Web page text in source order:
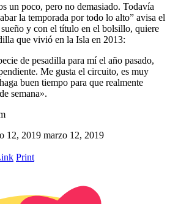
un poco, pero no demasiado. Todavía
la temporada por todo lo alto” avisa el
y con el título en el bolsillo, quiere
que vivió en la Isla en 2013:
de pesadilla para mí el año pasado,
Me gusta el circuito, es muy
buen tiempo para que realmente
semana».
12, 2019 marzo 12, 2019
Print